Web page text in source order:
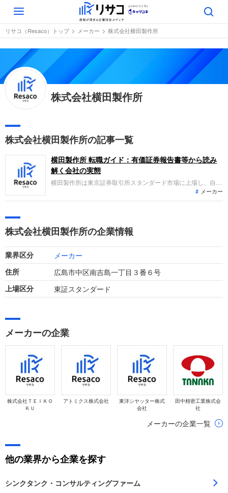
Toggle
navigation
リサコ（Resaco）トップ メーカー 株式会社横田製作所
株式会社横田製作所
株式会社横田製作所の記事一覧
横田製作所 転職ガイド：有価証券報告書等から読み
解く会社の実態
横田製作所は東京証券取引所スタンダード市場に上場し、自吸
渦巻ポンプや無水撃チェッキ弁など業務用機器の開発・製造・
販売を主力とする水ソリューション企業です。直近の業績は売
います。
メーカー
株式会社横田製作所の企業情報
業界区分 メーカー
住所 広島市中区南吉島一丁目３番６号
上場区分 東証スタンダード
メーカーの企業
株式会社ＴＥＩＫＯ
ＫＵ
アトミクス株式会社
東洋シヤッター株式
会社
田中精密工業株式会
社
メーカーの企業一覧
他の業界から企業を探す
シンクタンク・コンサルティングファーム